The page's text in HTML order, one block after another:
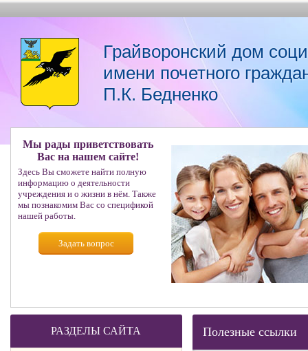
Грайворонский дом
имени почетного
П.К. Бедненко
Мы рады приветствовать
Вас на нашем сайте!
Здесь Вы сможете найти полную
информацию о деятельности
учреждения и о жизни в нём. Также
мы познакомим Вас со спецификой
нашей работы.
Задать вопрос
РАЗДЕЛЫ САЙТА Полезные ссылки